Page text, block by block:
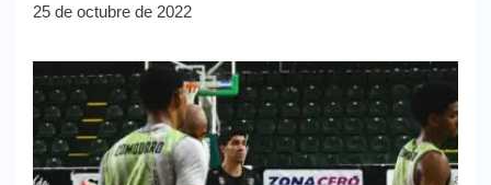
25 de octubre de 2022